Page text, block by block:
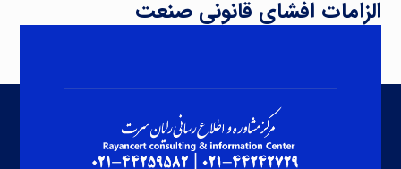
الزامات افشای قانونی صنعت